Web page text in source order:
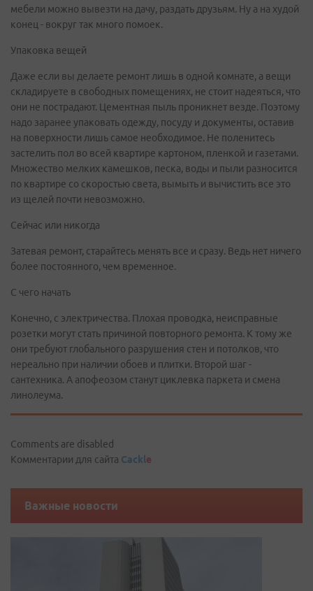
мебели можно вывезти на дачу, раздать друзьям. Ну а на худой
конец - вокруг так много помоек.
Упаковка вещей
Даже если вы делаете ремонт лишь в одной комнате, а вещи
складируете в свободных помещениях, не стоит надеяться, что
они не пострадают. Цементная пыль проникнет везде. Поэтому
надо заранее упаковать одежду, посуду и документы, оставив
на поверхности лишь самое необходимое. Не поленитесь
застелить пол во всей квартире картоном, пленкой и газетами.
Множество мелких камешков, песка, воды и пыли разносится
по квартире со скоростью света, вымыть и вычистить все это
из щелей почти невозможно.
Сейчас или никогда
Затевая ремонт, старайтесь менять все и сразу. Ведь нет ничего
более постоянного, чем временное.
С чего начать
Конечно, с электричества. Плохая проводка, неисправные
розетки могут стать причиной повторного ремонта. К тому же
они требуют глобального разрушения стен и потолков, что
нереально при наличии обоев и плитки. Второй шаг -
сантехника. А апофеозом станут циклевка паркета и смена
линолеума.
Comments are disabled
Комментарии для сайта Cackle
Важные новости